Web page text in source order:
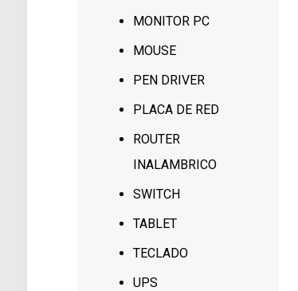
MONITOR PC
MOUSE
PEN DRIVER
PLACA DE RED
ROUTER
INALAMBRICO
SWITCH
TABLET
TECLADO
UPS